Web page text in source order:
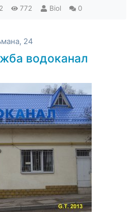
772 Biol 0
24
водоканал